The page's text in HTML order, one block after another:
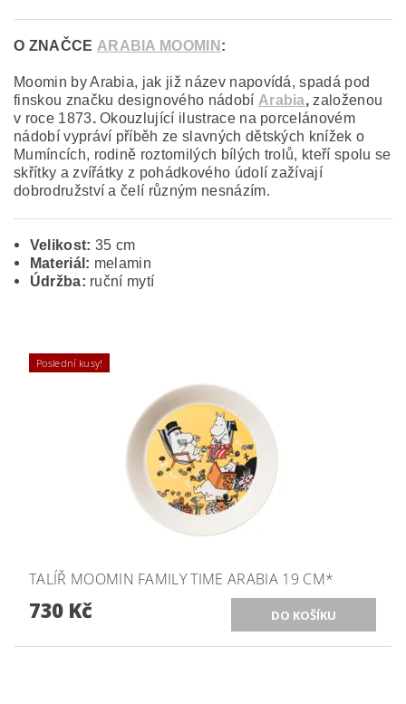
O ZNAČCE ARABIA MOOMIN :
Moomin by Arabia, jak již název napovídá, spadá pod
finskou značku designového nádobí Arabia, založenou
v roce 1873.Okouzlující ilustrace na porcelánovém
nádobí vypráví příběh ze slavných dětských knížek o
Mumíncích, rodině roztomilých bílých trolů, kteří spolu se
skřítky a zvířátky z pohádkového údolí zažívají
dobrodružství a čelí různým nesnázím.
Velikost: 35 cm
Materiál: melamin
Údržba: ruční mytí
Poslední kusy!
TALÍŘ MOOMIN FAMILY TIME ARABIA 19 CM*
730 Kč